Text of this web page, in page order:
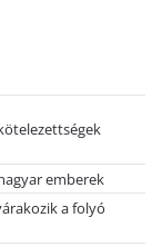
emberek
a folyó